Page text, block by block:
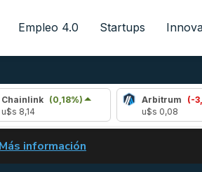
Empleo 4.0 Startups
(0,18%)
Arbitrum
(-3,02%)
VUELVE EL CARRY TRADE DE
Más información